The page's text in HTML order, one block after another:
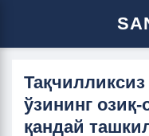
Тақчилликсиз
ўзининг
қандай